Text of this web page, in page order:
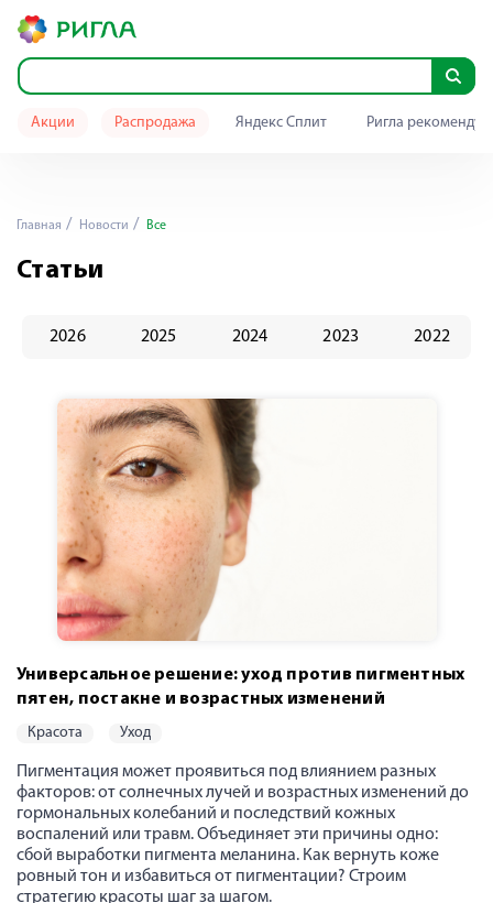
Акции Распродажа Яндекс Сплит Ригла
Главная Новости Все
Статьи
2026 2025 2024 2023 2022
Универсальное решение: уход против пигментных
пятен, постакне и возрастных изменений
красота уход
Пигментация может проявиться под влиянием разных
факторов: от солнечных лучей и возрастных изменений до
гормональных колебаний и последствий кожных
воспалений или травм. Объединяет эти причины одно:
сбой выработки пигмента меланина. Как вернуть коже
ровный тон и избавиться от пигментации? Строим
стратегию красоты шаг за шагом.